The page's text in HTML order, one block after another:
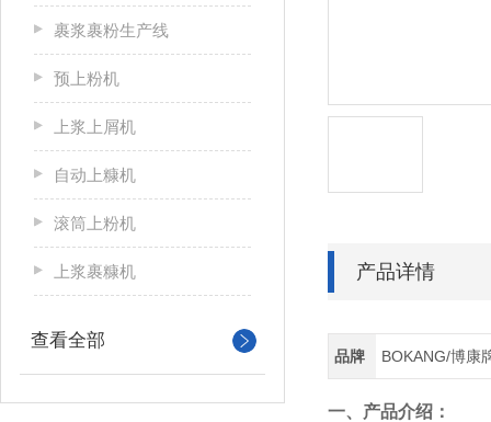
裹浆裹粉生产线
预上粉机
上浆上屑机
自动上糠机
滚筒上粉机
上浆裹糠机
查看全部
产品详情
品牌 BOKANG/博康
一、产品介绍：